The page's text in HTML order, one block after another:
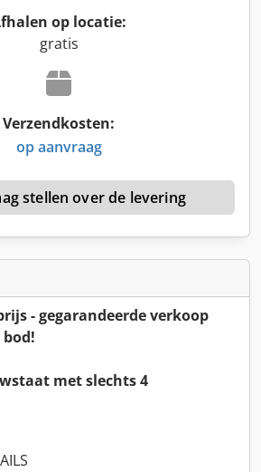
op locatie:
gratis
Verzendkosten:
op aanvraag
stellen over de levering
- gegarandeerde verkoop
met slechts 4